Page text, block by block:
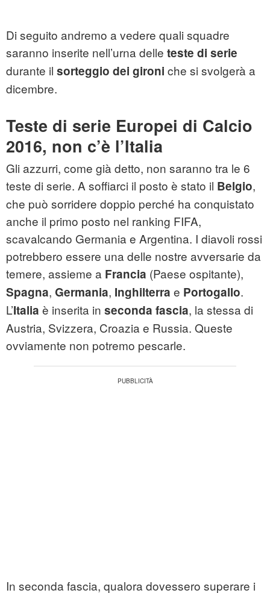
Di seguito andremo a vedere quali squadre
saranno inserite nell’urna delle teste di serie
durante il sorteggio dei gironi che si svolgerà a
dicembre.
Teste di serie Europei di Calcio
2016, non c’è l’Italia
Gli azzurri, come già detto, non saranno tra le 6
teste di serie. A soffiarci il posto è stato il Belgio,
che può sorridere doppio perché ha conquistato
anche il primo posto nel ranking FIFA,
scavalcando Germania e Argentina. I diavoli rossi
potrebbero essere una delle nostre avversarie da
temere, assieme a Francia (Paese ospitante),
Spagna, Germania, Inghilterra e Portogallo.
L’Italia è inserita in seconda fascia, la stessa di
Austria, Svizzera, Croazia e Russia. Queste
ovviamente non potremo pescarle.
In seconda fascia, qualora dovessero superare i